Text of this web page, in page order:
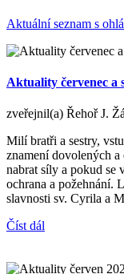
Aktuální seznam s
Aktuality červenec a
zveřejnil(a) Řehoř J.
Milí bratři a sestry,
znamení dovolených
nabrat síly a pokud se
ochrana a požehnání.
slavnosti sv. Cyrila a
Číst dál